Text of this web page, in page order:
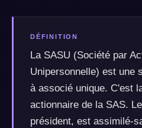
DÉFINITION
La SASU (Société par
Unipersonnelle) est une
à associé unique. C'est
actionnaire de la SAS.
président, est assimilé-